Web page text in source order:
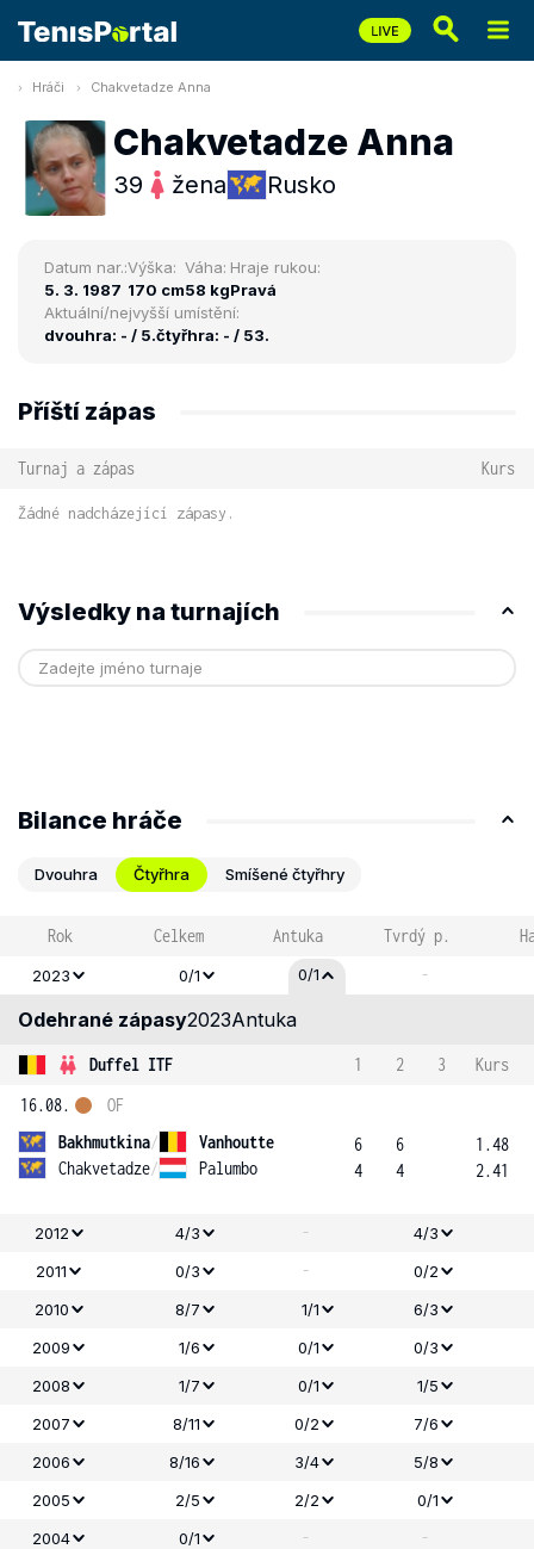
Hráči Chakvetadze Anna
Chakvetadze Anna
39 žena Rusko
Datum nar.:
5. 3. 1987
Výška:
170 cm
Váha:
58 kg
Hraje rukou:
Pravá
Aktuální/nejvyšší umístění:
dvouhra: - / 5.čtyřhra: - / 53.
Příští zápas
Turnaj a zápas Kurs
Žádné nadcházející zápasy.
Výsledky na turnajích
Bilance hráče
Dvouhra Čtyřhra Smíšené čtyřhry
Rok Celkem Antuka Tvrdý p.
2023 0/1 0/1 -
Odehrané zápasy2023Antuka
Duffel ITF 1 2 3
Kurs
16.08.
Bakhmutkina/
Vanhoutte
Chakvetadze/ Palumbo
OF
6
4
6
4
1.48
2.41
2012 4/3 -
4/3
2011
0/3 -
0/2
2010
8/7 1/1
6/3
2009
1/6 0/1
0/3
2008
1/7 0/1
1/5
2007
8/11 0/2
7/6
2006
8/16 3/4
5/8
2005
2/5 2/2
0/1
2004
0/1 -
-